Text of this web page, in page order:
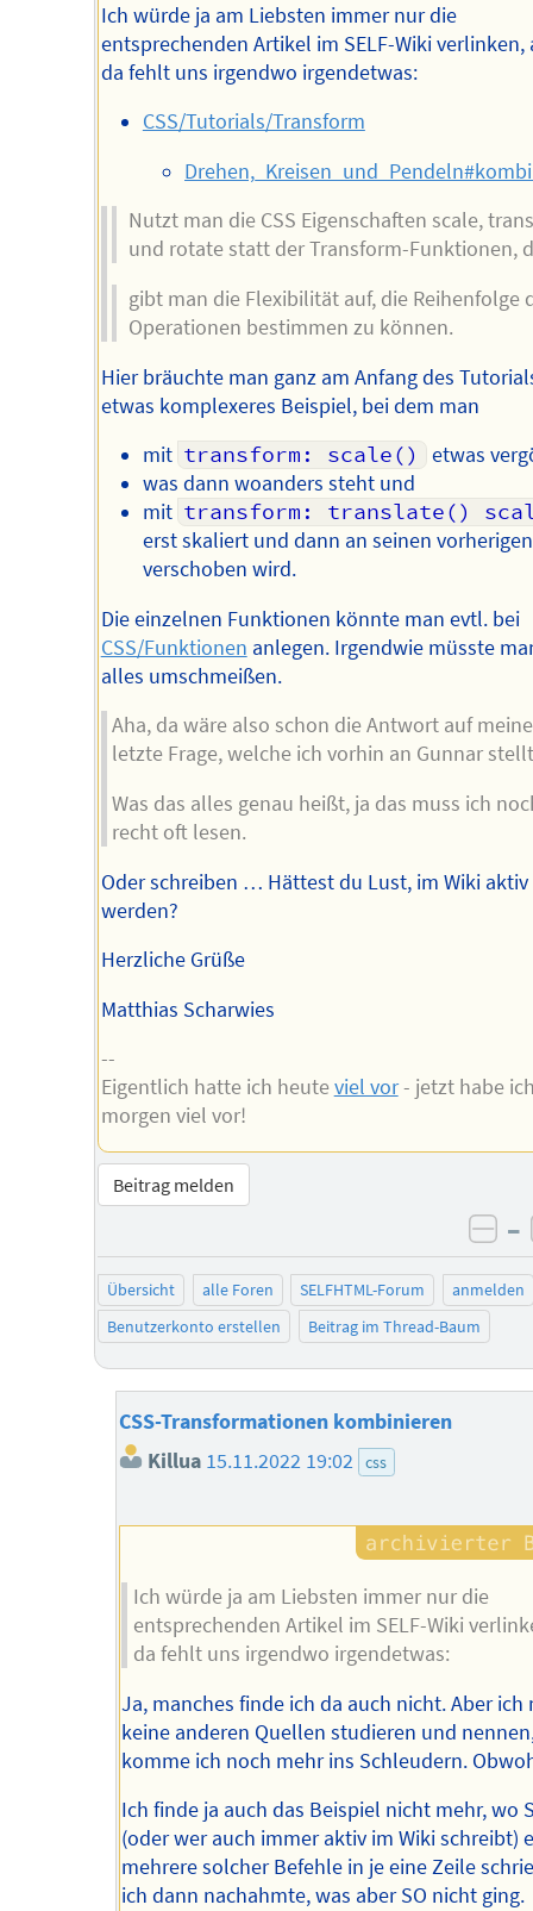
Ich würde ja am Liebsten immer nur die
entsprechenden Artikel im SELF-Wiki verlinken,
da fehlt uns irgendwo irgendetwas:
CSS/Tutorials/Transform
Nutzt man die CSS Eigenschaften scale,
und rotate statt der Transform-Funktionen,
gibt man die Flexibilität auf, die Reihenfolge
Operationen bestimmen zu können.
Hier bräuchte man ganz am Anfang des
etwas komplexeres Beispiel, bei dem man
mit transform: scale()
etwas
was dann woanders steht und
mit transform: translate()
erst skaliert und dann an seinen
verschoben wird.
Die einzelnen Funktionen könnte man evtl. bei
CSS/Funktionen anlegen. Irgendwie müsste
alles umschmeißen.
Aha, da wäre also schon die Antwort auf meine
letzte Frage, welche ich vorhin an Gunnar
Was das alles genau heißt, ja das muss ich
recht oft lesen.
Oder schreiben … Hättest du Lust, im Wiki aktiv
werden?
Herzliche Grüße
Matthias Scharwies
--
Eigentlich hatte ich heuteviel vor- jetzt habe
morgen viel vor!
Beitrag melden
–
Übersicht alle Foren SELFHTML-Forum
anmelden
Benutzerkonto erstellen
Beitrag im Thread-Baum
CSS-Transformationen kombinieren
Killua 15.11.2022 19:02 css
Ich würde ja am Liebsten immer nur die
entsprechenden Artikel im SELF-Wiki
da fehlt uns irgendwo irgendetwas:
Ja, manches finde ich da auch nicht. Aber ich
keine anderen Quellen studieren und
komme ich noch mehr ins Schleudern.
Ich finde ja auch das Beispiel nicht mehr, wo
(oder wer auch immer aktiv im Wiki schreibt)
mehrere solcher Befehle in je eine Zeile
ich dann nachahmte, was aber SO nicht ging.